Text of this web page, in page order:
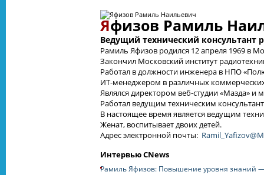
Яфизов Рамиль
Ведущий технический консультант
Рамиль Яфизов родился 12 апреля 1969 в
Закончил Московский институт
Работал в должности инженера в НПО
ИТ-менеджером в различных коммерческих
Являлся директором веб-студии «Мазда»
Работал ведущим техническим
В настоящее время является ведущим
Женат, воспитывает двоих детей.
Адрес электронной почты:
Интервью CNews
Рамиль Яфизов: Повышение уровня знаний —